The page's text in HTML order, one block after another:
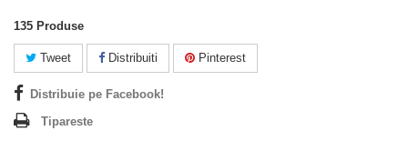
135 Produse
Tweet Distribuiti Pinterest
Distribuie pe Facebook!
Tipareste